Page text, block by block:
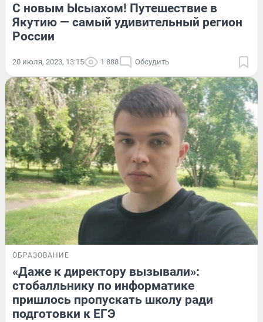
С новым Ысыахом! Путешествие в
Якутию — самый удивительный регион
России
20 июля, 2023, 13:15 1 888 Обсудить
ОБРАЗОВАНИЕ
«Даже к директору вызывали»:
стобалльнику по информатике
пришлось пропускать школу ради
подготовки к ЕГЭ